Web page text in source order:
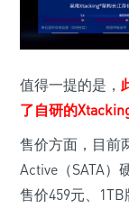
值得一提的是，
了自研的
售价方面，目前
Active（SATA）
售价459元、1TB